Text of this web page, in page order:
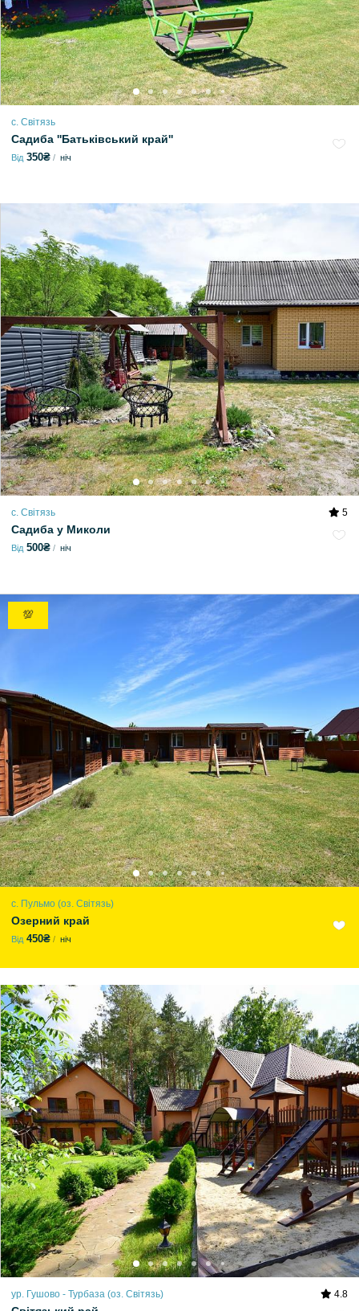
с. Світязь
Садиба ''Батьківський край''
Від 350₴ ніч
с. Світязь 5
Садиба у Миколи
Від 500₴ ніч
💯
с. Пульмо (оз. Світязь)
Озерний край
Від 450₴ ніч
ур. Гушово - Турбаза (оз. Світязь) 4.8